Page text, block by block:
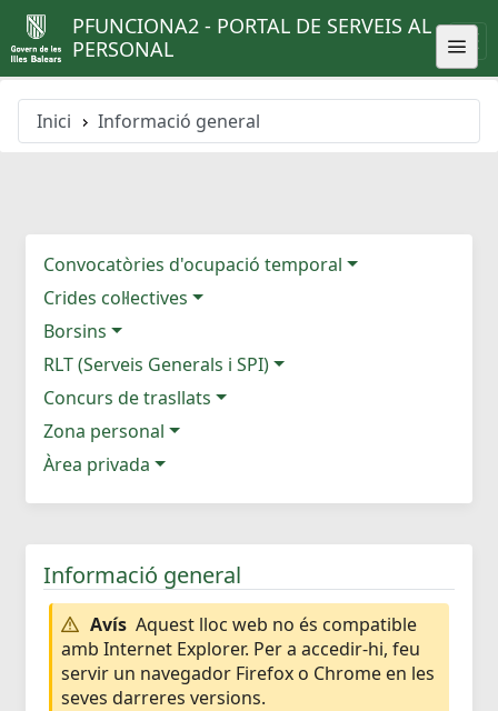
PFUNCIONA2 - PORTAL DE SERVEIS AL
PERSONAL
Inici Informació general
Convocatòries d'ocupació temporal
Crides col·lectives
Borsins
RLT (Serveis Generals i SPI)
Concurs de trasllats
Zona personal
Àrea privada
Informació general
Avís Aquest lloc web no és compatible
amb Internet Explorer. Per a accedir-hi, feu
servir un navegador Firefox o Chrome en les
seves darreres versions.